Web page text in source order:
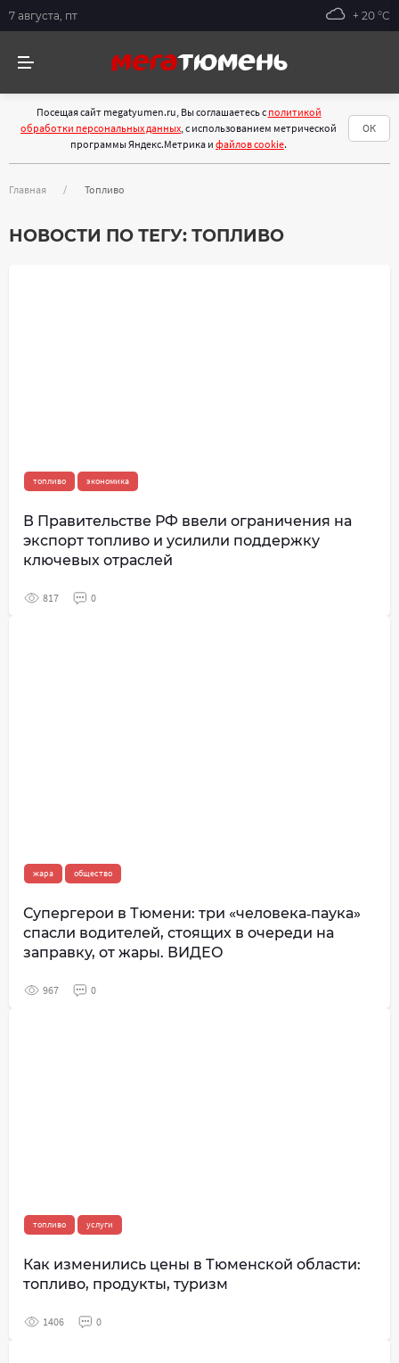
7 августа, пт + 20 °С
Посещая сайт megatyumen.ru, Вы соглашаетесь с политикой
обработки персональных данных, с использованием метрической
программы Яндекс.Метрика и файлов cookie.
ОК
Главная Топливо
НОВОСТИ ПО ТЕГУ: ТОПЛИВО
топливо экономика
В Правительстве РФ ввели ограничения на
экспорт топливо и усилили поддержку
ключевых отраслей
817 0
жара общество
Супергерои в Тюмени: три «человека‑паука»
спасли водителей, стоящих в очереди на
заправку, от жары. ВИДЕО
967 0
топливо услуги
Как изменились цены в Тюменской области:
топливо, продукты, туризм
1406 0